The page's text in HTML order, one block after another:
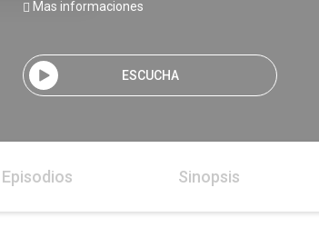
Mas informaciones
ESCUCHA
Episodios Sinopsis